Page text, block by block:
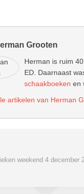
Grooten
Herman is ruim
ED. Daarnaast
schaakboeken en
artikelen van Herman
weekend 4 december